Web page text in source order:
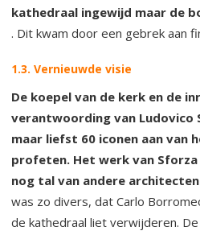
kathedraal ingewijd maar de
. Dit kwam door een gebrek aan
1.3. Vernieuwde visie
De koepel van de kerk en de
verantwoording van Ludovico
maar liefst 60 iconen aan van
profeten. Het werk van
nog tal van andere architecten
was zo divers, dat Carlo
de kathedraal liet verwijderen.